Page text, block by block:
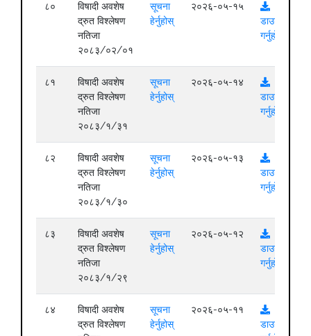
८०
विषादी अवशेष
द्रुत विश्लेषण
नतिजा
२०८३/०२/०१
सूचना
हेर्नुहोस्
२०२६-०५-१५
डाउनलोड
गर्नुहोस्
८१
विषादी अवशेष
द्रुत विश्लेषण
नतिजा
२०८३/१/३१
सूचना
हेर्नुहोस्
२०२६-०५-१४
डाउनलोड
गर्नुहोस्
८२
विषादी अवशेष
द्रुत विश्लेषण
नतिजा
२०८३/१/३०
सूचना
हेर्नुहोस्
२०२६-०५-१३
डाउनलोड
गर्नुहोस्
८३
विषादी अवशेष
द्रुत विश्लेषण
नतिजा
२०८३/१/२९
सूचना
हेर्नुहोस्
२०२६-०५-१२
डाउनलोड
गर्नुहोस्
८४
विषादी अवशेष
द्रुत विश्लेषण
सूचना
हेर्नुहोस्
२०२६-०५-११
डाउनलोड